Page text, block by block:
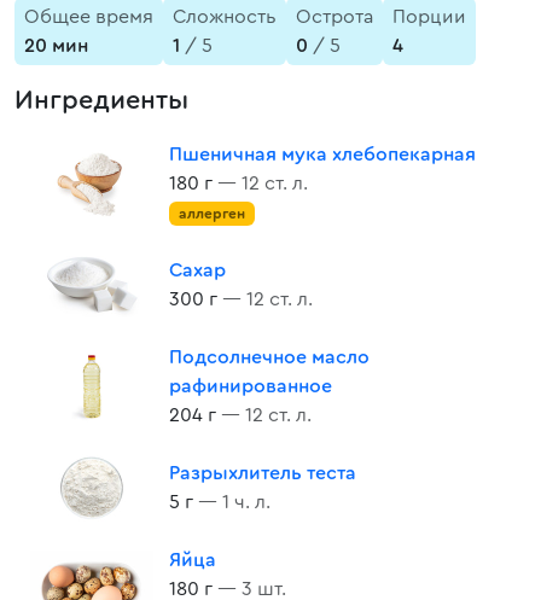
Общее время
20 мин
Сложность
1 / 5
Острота
0 / 5
Порции
4
Ингредиенты
Пшеничная мука хлебопекарная
180 г — 12 ст. л.
аллерген
Сахар
300 г — 12 ст. л.
Подсолнечное масло
рафинированное
204 г — 12 ст. л.
Разрыхлитель теста
5 г — 1 ч. л.
Яйца
180 г — 3 шт.